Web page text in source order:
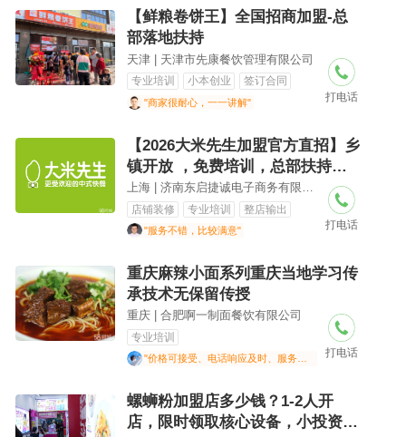
【鲜粮卷饼王】全国招商加盟-总
部落地扶持
天津 | 天津市先康餐饮管理有限公司
专业培训 小本创业 签订合同
"商家很耐心，一一讲解" 打电话
【2026大米先生加盟官方直招】乡
镇开放 ，免费培训，总部扶持，
开店指导，帮选址——开店资料免
费领取中
上海 | 济南东启捷诚电子商务有限公司
店铺装修 专业培训 整店输出
"服务不错，比较满意" 打电话
重庆麻辣小面系列重庆当地学习传
承技术无保留传授
重庆 | 合肥啊一制面餐饮有限公司
专业培训
"价格可接受、电话响应及时、服务专业" 打电话
螺蛳粉加盟店多少钱？1-2人开
店，限时领取核心设备，小投资开